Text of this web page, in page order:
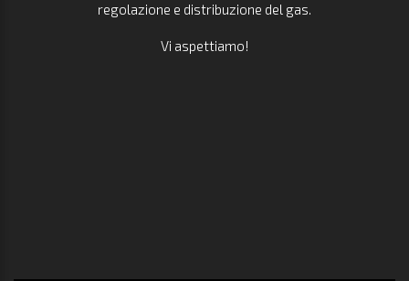
regolazione e distribuzione del gas.
Vi aspettiamo!